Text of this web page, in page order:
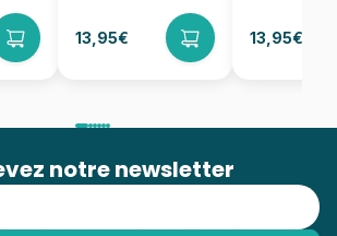
13,95€ 13,95€
notre newsletter